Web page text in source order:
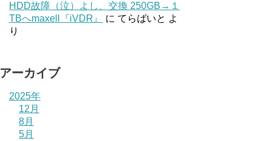
HDD故障（泣）よし、交換 250GB→１
TBへmaxell『iVDR』
に てらばいと よ
り
アーカイブ
2025年
12月
8月
5月